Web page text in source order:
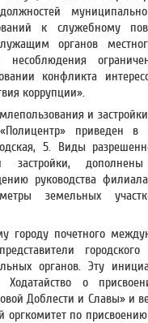
к служебному
органов
несоблюдения
конфликта
коррупции».
и застройки
приведен в
5. Виды
застройки,
руководства
земельных
городу почетного
органов. Эту
Ходатайство о
Доблести и Славы» и
по